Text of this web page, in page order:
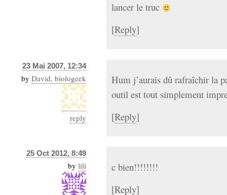
lancer le truc
[Reply]
23 Mai 2007, 12:34
by David, biologeek
reply
Hum j’aurais dû rafraîchir la
outil est tout simplement
[Reply]
25 Oct 2012, 8:49
by lili
c bien!!!!!!!!
[Reply]